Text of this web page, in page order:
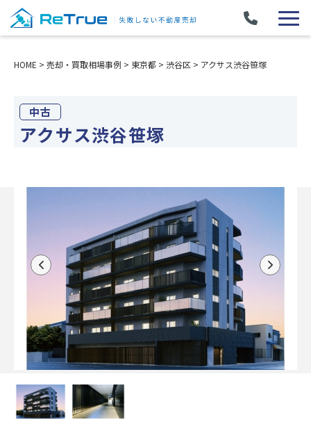
HOME > 売却・買取相場事例 > 東京都 > 渋谷区 > アクサス渋谷笹塚
中古
アクサス渋谷笹塚